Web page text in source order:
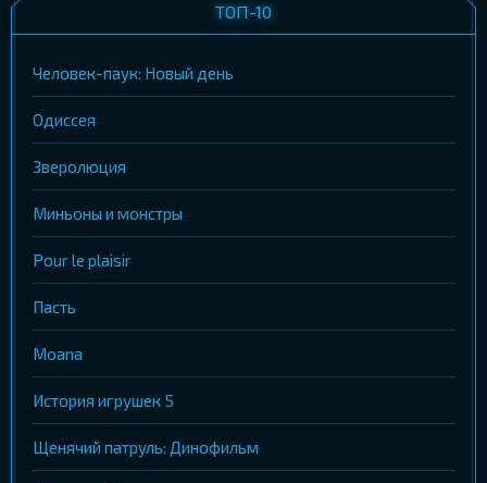
ТОП-10
Человек-паук: Новый день
Одиссея
Зверолюция
Миньоны и монстры
Pour le plaisir
Пасть
Moana
История игрушек 5
Щенячий патруль: Динофильм